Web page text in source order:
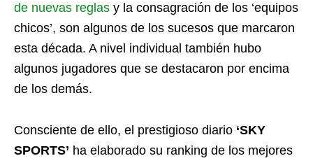
de nuevas reglas y la consagración de los ‘equipos
chicos’, son algunos de los sucesos que marcaron
esta década. A nivel individual también hubo
algunos jugadores que se destacaron por encima
de los demás.
Consciente de ello, el prestigioso diario ‘SKY
SPORTS’ ha elaborado su ranking de los mejores